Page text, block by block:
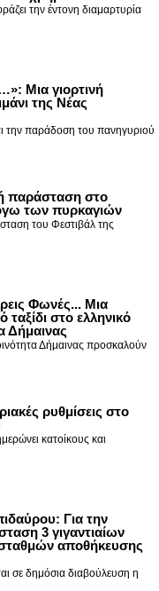
την έντονη διαμαρτυρία
Μια γιορτινή
της Νέας
την παράδοση του πανηγυριού
παράσταση στο
των πυρκαγιών
του Φεστιβάλ της
Φωνές... Μια
στο ελληνικό
Δήμαινας
Δήμαινας προσκαλούν
ρυθμίσεις στο
κατοίκους και
Για την
3 γιγαντιαίων
αποθήκευσης
σε δημόσια διαβούλευση η